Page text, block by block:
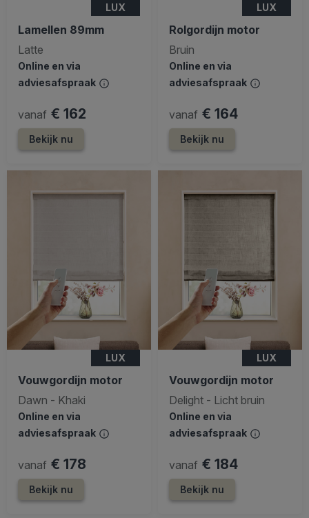
LUX
Lamellen 89mm
Latte
Online en via
adviesafspraak
vanaf € 162
Bekijk nu
LUX
Rolgordijn motor
Bruin
Online en via
adviesafspraak
vanaf € 164
Bekijk nu
LUX
Vouwgordijn motor
Dawn - Khaki
Online en via
adviesafspraak
vanaf € 178
Bekijk nu
LUX
Vouwgordijn motor
Delight - Licht bruin
Online en via
adviesafspraak
vanaf € 184
Bekijk nu